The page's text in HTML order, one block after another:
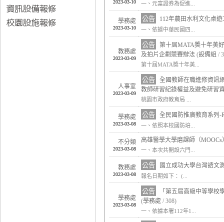
2023-03-10 一、元富證券為促進...
學務處
2023-03-10
公告 112年農田水利文化桌
一、依據中華民國四...
教務處
2023-03-09
公告
第十屆MATA獎十年美
及拍片企劃競賽辦法 (設備組 /
第十屆MATA獎十年美...
人事室
2023-03-09
公告
全國教師在職進修資訊
教師研習紀錄權益及避免研習
桃園市政府教育局 ...
學務處
2023-03-08
公告 全民國防推廣教育系列-
一、依照本校國防培...
不分類
2023-03-08
高雄醫學大學磨課師（
一、本次共開設六門...
教務處
2023-03-08
公告 國立成功大學台灣語文
報名日期如下： (...
學務處
2023-03-08
公告
「第五屆高級中等學校
(學務處 / 308)
一、依據本署112年1...